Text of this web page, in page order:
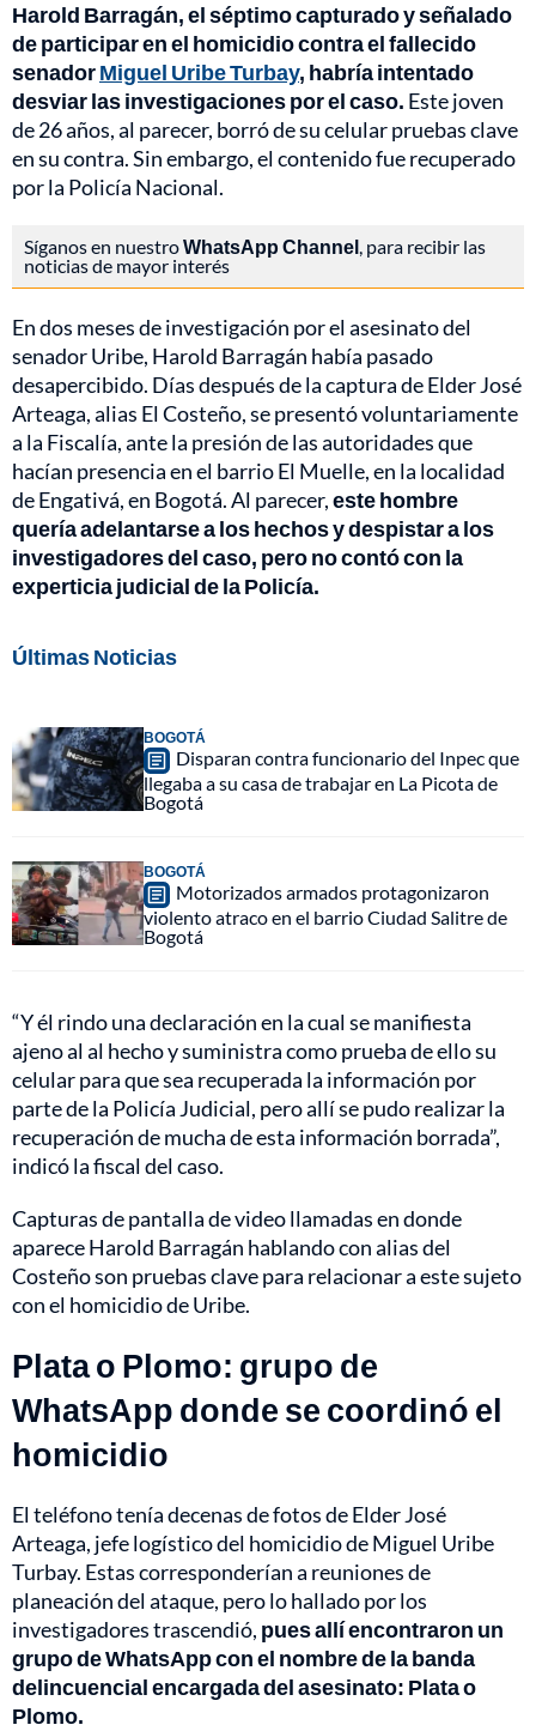
Harold Barragán, el séptimo capturado y señalado
de participar en el homicidio contra el fallecido
senadorMiguel Uribe Turbay, habría intentado
desviar las investigaciones por el caso. Este joven
de 26 años, al parecer, borró de su celular pruebas clave
en su contra. Sin embargo, el contenido fue recuperado
por la Policía Nacional.
Síganos en nuestroWhatsApp Channel, para recibir las
noticias de mayor interés
En dos meses de investigación por el asesinato del
senador Uribe, Harold Barragán había pasado
desapercibido. Días después de la captura de Elder José
Arteaga, alias El Costeño, se presentó voluntariamente
a la Fiscalía, ante la presión de las autoridades que
hacían presencia en el barrio El Muelle, en la localidad
de Engativá, en Bogotá. Al parecer,este hombre
quería adelantarse a los hechos y despistar a los
investigadores del caso, pero no contó con la
experticia judicial de la Policía.
Últimas Noticias
BOGOTÁ
Disparan contra funcionario del Inpec que
llegaba a su casa de trabajar en La Picota de
Bogotá
BOGOTÁ
Motorizados armados protagonizaron
violento atraco en el barrio Ciudad Salitre de
Bogotá
“Y él rindo una declaración en la cual se manifiesta
ajeno al al hecho y suministra como prueba de ello su
celular para que sea recuperada la información por
parte de la Policía Judicial, pero allí se pudo realizar la
recuperación de mucha de esta información borrada”,
indicó la fiscal del caso.
Capturas de pantalla de video llamadas en donde
aparece Harold Barragán hablando con alias del
Costeño son pruebas clave para relacionar a este sujeto
con el homicidio de Uribe.
Plata o Plomo: grupo de
WhatsApp donde se coordinó el
homicidio
El teléfono tenía decenas de fotos de Elder José
Arteaga, jefe logístico del homicidio de Miguel Uribe
Turbay. Estas corresponderían a reuniones de
planeación del ataque, pero lo hallado por los
investigadores trascendió, pues allí encontraron un
grupo de WhatsApp con el nombre de la banda
delincuencial encargada del asesinato: Plata o
Plomo.